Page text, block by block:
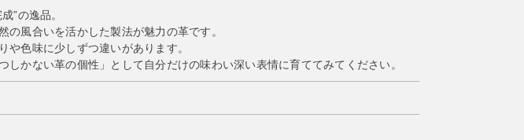
”の逸品。
風合いを活かした製法が魅力の革です。
色味に少しずつ違いがあります。
かない革の個性」として自分だけの味わい深い表情に育ててみてください。